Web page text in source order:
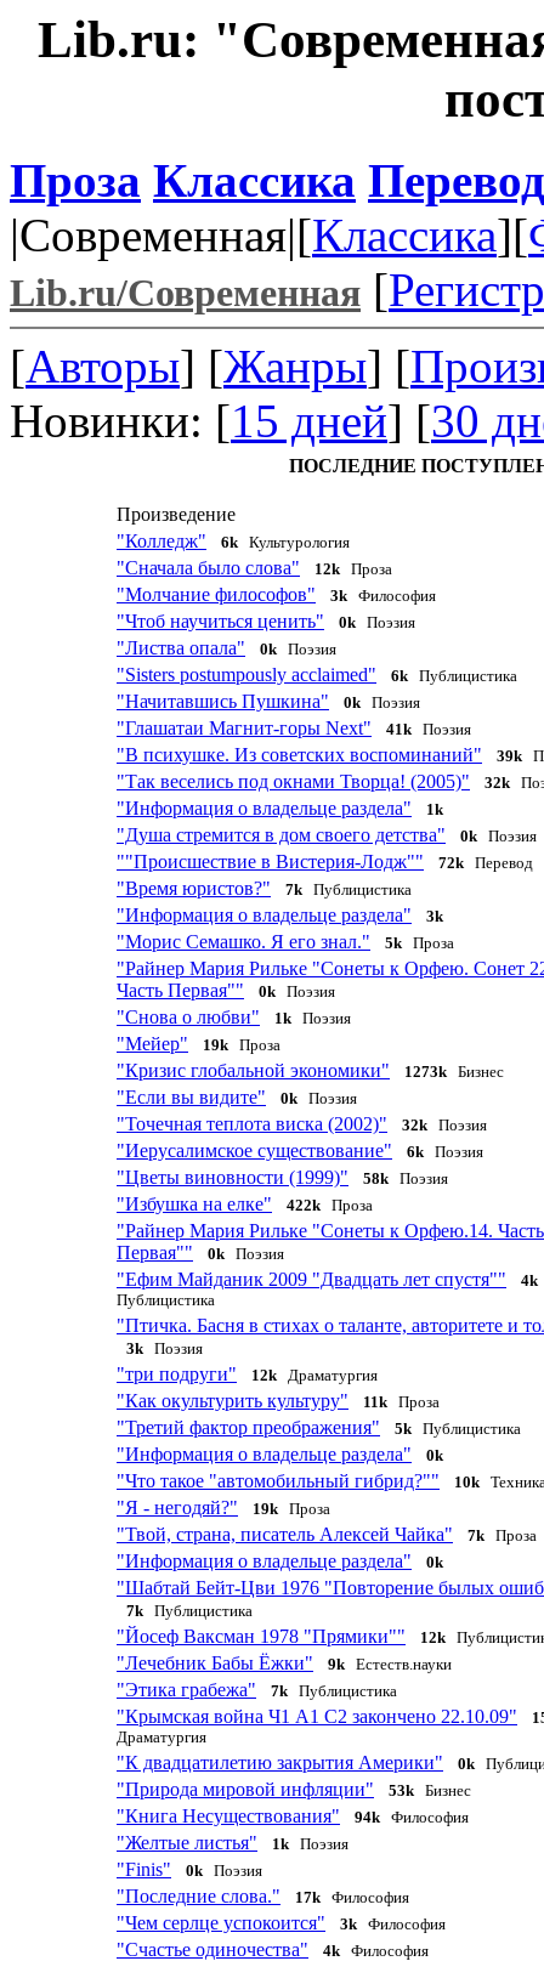
Lib.ru:
Проза Классика
|Современная|[Классика][
Lib.ru/Современная [
[Авторы] [Жанры] [
Новинки: [15 дней] [30
ПОСЛЕДНИЕ
Произведение
"Колледж"
6k Культурология
"Сначала было слова" 12k Проза
"Молчание философов" 3k Философия
"Чтоб научиться ценить" 0k Поэзия
"Листва опала" 0k Поэзия
"Sisters postumpously acclaimed" 6k Публицистика
"Начитавшись Пушкина" 0k Поэзия
"Глашатаи Магнит-горы Next" 41k Поэзия
"В психушке. Из советских воспоминаний" 39k
"Так веселись под окнами Творца! (2005)" 32k
"Информация о владельце раздела" 1k
"Душа стремится в дом своего детства" 0k Поэзия
""Происшествие в Вистерия-Лодж"" 72k Перевод
"Время юристов?" 7k Публицистика
"Информация о владельце раздела" 3k
"Морис Семашко. Я его знал." 5k Проза
"Райнер Мария Рильке "Сонеты к Орфею. Сонет
Часть Первая""
0k Поэзия
"Снова о любви" 1k Поэзия
"Мейер" 19k Проза
"Кризис глобальной экономики" 1273k Бизнес
"Если вы видите" 0k Поэзия
"Точечная теплота виска (2002)" 32k Поэзия
"Иерусалимское существование" 6k Поэзия
"Цветы виновности (1999)" 58k Поэзия
"Избушка на елке" 422k Проза
"Райнер Мария Рильке "Сонеты к Орфею.14. Часть
Первая""
0k Поэзия
"Ефим Майданик 2009 "Двадцать лет спустя""
4k
Публицистика
"Птичка. Басня в стихах о таланте, авторитете и
3k Поэзия
"три подруги" 12k Драматургия
"Как окультурить культуру" 11k Проза
"Третий фактор преображения" 5k Публицистика
"Информация о владельце раздела" 0k
"Что такое "автомобильный гибрид?"" 10k
"Я - негодяй?" 19k Проза
"Твой, страна, писатель Алексей Чайка" 7k Проза
"Информация о владельце раздела" 0k
"Шабтай Бейт-Цви 1976 "Повторение былых
7k Публицистика
"Йосеф Ваксман 1978 "Прямики"" 12k
"Лечебник Бабы Ёжки" 9k Естеств.науки
"Этика грабежа" 7k Публицистика
"Крымская война Ч1 А1 С2 закончено 22.10.09"
Драматургия
"К двадцатилетию закрытия Америки" 0k
"Природа мировой инфляции" 53k Бизнес
"Книга Несуществования" 94k Философия
"Желтые листья" 1k Поэзия
"Finis" 0k Поэзия
"Последние слова." 17k Философия
"Чем серлце успокоится" 3k Философия
"Счастье одиночества" 4k Философия